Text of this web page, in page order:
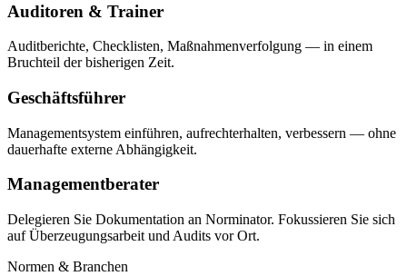
Auditoren & Trainer
Auditberichte, Checklisten, Maßnahmenverfolgung — in einem
Bruchteil der bisherigen Zeit.
Geschäftsführer
Managementsystem einführen, aufrechterhalten, verbessern — ohne
dauerhafte externe Abhängigkeit.
Managementberater
Delegieren Sie Dokumentation an Norminator. Fokussieren Sie sich
auf Überzeugungsarbeit und Audits vor Ort.
Normen & Branchen